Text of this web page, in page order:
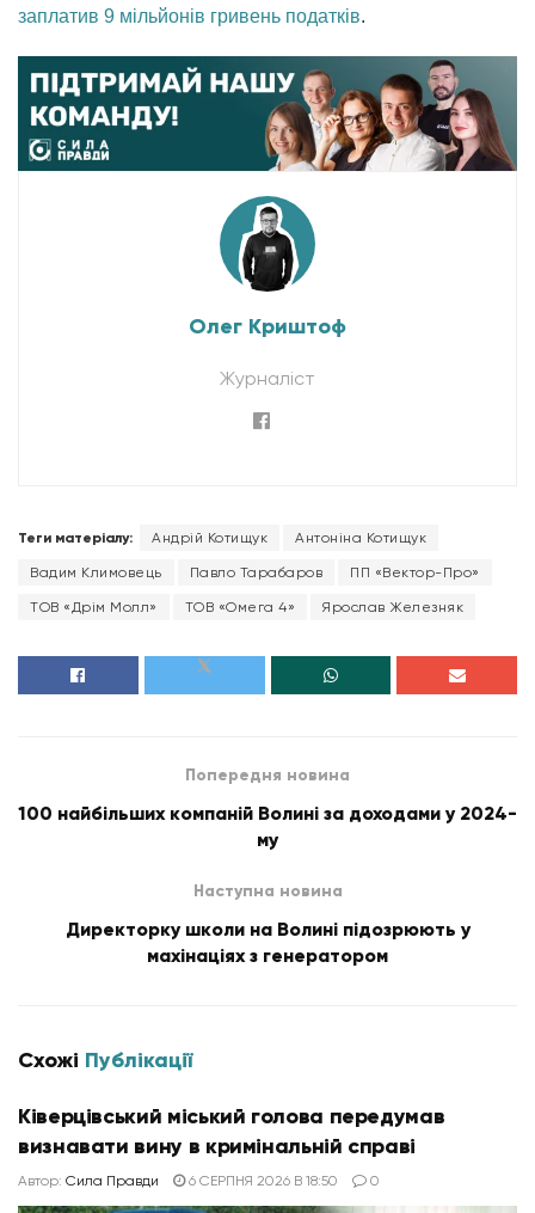
заплатив 9 мільйонів гривень податків.
Олег Криштоф
Журналіст
Теги матеріалу: Андрій Котищук Антоніна Котищук
Вадим Климовець Павло Тарабаров ПП «Вектор-Про»
ТОВ «Дрім Молл» ТОВ «Омега 4» Ярослав Железняк
Попередня новина
100 найбільших компаній Волині за доходами у 2024-
му
Наступна новина
Директорку школи на Волині підозрюють у
махінаціях з генератором
Схожі Публікації
Ківерцівський міський голова передумав
визнавати вину в кримінальній справі
Автор: Сила Правди 6 СЕРПНЯ 2026 В 18:50 0